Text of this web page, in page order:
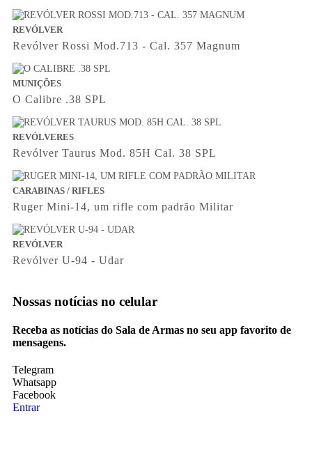
REVÓLVER
Revólver Rossi Mod.713 - Cal. 357 Magnum
MUNIÇÕES
O Calibre .38 SPL
REVÓLVERES
Revólver Taurus Mod. 85H Cal. 38 SPL
CARABINAS / RIFLES
Ruger Mini-14, um rifle com padrão Militar
REVÓLVER
Revólver U-94 - Udar
Nossas notícias no celular
Receba as notícias do Sala de Armas no seu app favorito de
mensagens.
Telegram
Whatsapp
Facebook
Entrar